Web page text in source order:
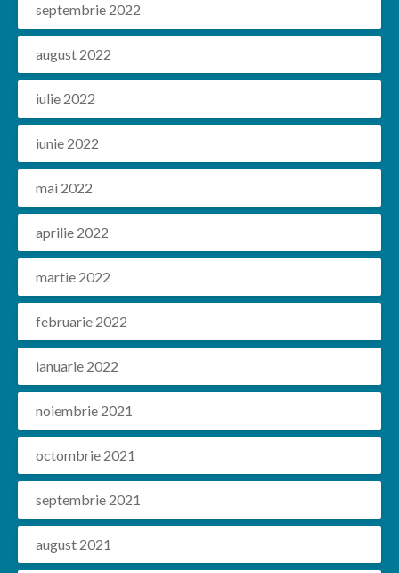
septembrie 2022
august 2022
iulie 2022
iunie 2022
mai 2022
aprilie 2022
martie 2022
februarie 2022
ianuarie 2022
noiembrie 2021
octombrie 2021
septembrie 2021
august 2021